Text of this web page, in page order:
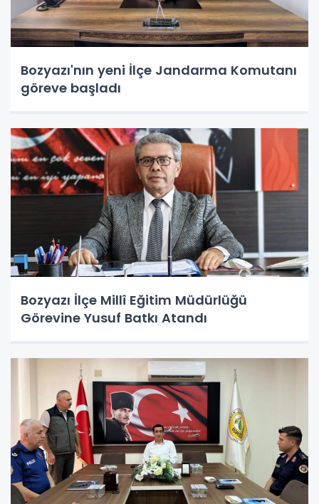
Bozyazı'nın yeni İlçe Jandarma Komutanı
göreve başladı
Bozyazı İlçe Millî Eğitim Müdürlüğü
Görevine Yusuf Batkı Atandı